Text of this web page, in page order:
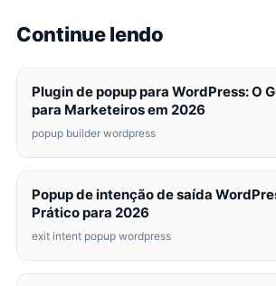
Continue lendo
Plugin de popup para WordPress: O
para Marketeiros em 2026
popup builder wordpress
Popup de intenção de saída
Prático para 2026
exit intent popup wordpress